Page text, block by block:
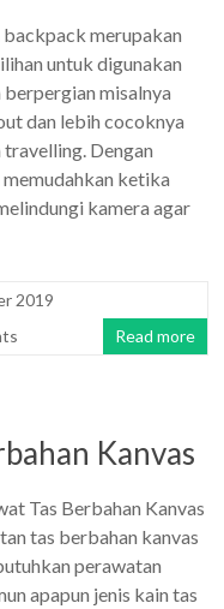
backpack merupakan
untuk digunakan
misalnya
dan lebih cocoknya
Dengan
ketika
kamera agar
2019
Read more
Kanvas
Tas Berbahan Kanvas
tas berbahan kanvas
perawatan
apapun jenis kain tas